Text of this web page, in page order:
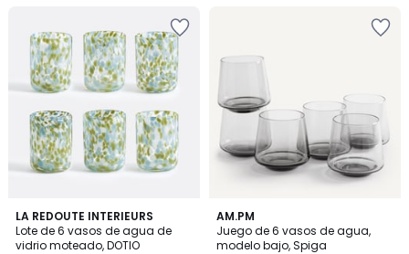
LA REDOUTE INTERIEURS
Lote de 6 vasos de agua de
vidrio moteado, DOTIO
5
/
5
AM.PM
Juego de 6 vasos de agua,
modelo bajo, Spiga
3
/
5